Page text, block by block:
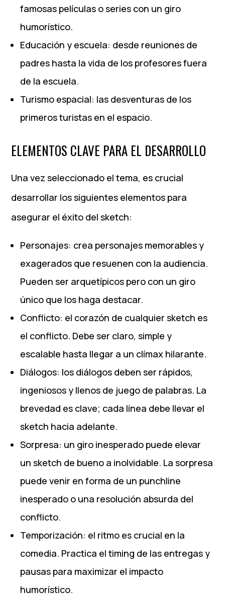
famosas películas o series con un giro
humorístico.
Educación y escuela: desde reuniones de
padres hasta la vida de los profesores fuera
de la escuela.
Turismo espacial: las desventuras de los
primeros turistas en el espacio.
ELEMENTOS CLAVE PARA EL DESARROLLO
Una vez seleccionado el tema, es crucial
desarrollar los siguientes elementos para
asegurar el éxito del sketch:
Personajes: crea personajes memorables y
exagerados que resuenen con la audiencia.
Pueden ser arquetípicos pero con un giro
único que los haga destacar.
Conflicto: el corazón de cualquier sketch es
el conflicto. Debe ser claro, simple y
escalable hasta llegar a un clímax hilarante.
Diálogos: los diálogos deben ser rápidos,
ingeniosos y llenos de juego de palabras. La
brevedad es clave; cada línea debe llevar el
sketch hacia adelante.
Sorpresa: un giro inesperado puede elevar
un sketch de bueno a inolvidable. La sorpresa
puede venir en forma de un punchline
inesperado o una resolución absurda del
conflicto.
Temporización: el ritmo es crucial en la
comedia. Practica el timing de las entregas y
pausas para maximizar el impacto
humorístico.